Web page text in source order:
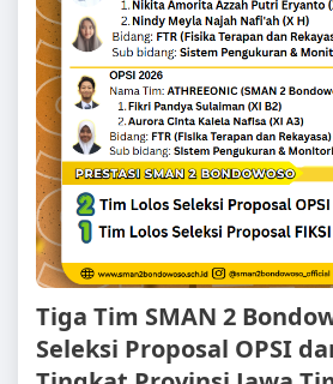
Tiga Tim SMAN 2
Seleksi Proposal OPSI